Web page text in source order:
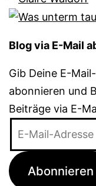
Blog via E-Mail
Gib Deine E-
abonnieren und
Beiträge via E-
Adresse
Abonnieren